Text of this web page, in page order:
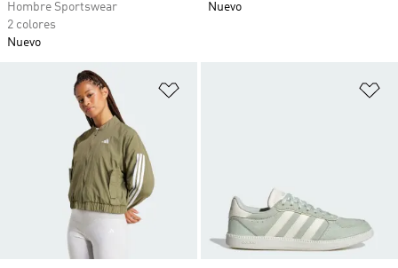
Hombre Sportswear
2 colores
Nuevo
Nuevo